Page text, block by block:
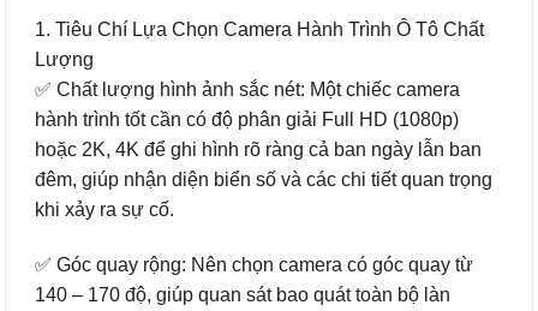
1. Tiêu Chí Lựa Chọn Camera Hành Trình Ô Tô Chất
Lượng
✅ Chất lượng hình ảnh sắc nét: Một chiếc camera
hành trình tốt cần có độ phân giải Full HD (1080p)
hoặc 2K, 4K để ghi hình rõ ràng cả ban ngày lẫn ban
đêm, giúp nhận diện biển số và các chi tiết quan trọng
khi xảy ra sự cố.
✅ Góc quay rộng: Nên chọn camera có góc quay từ
140 – 170 độ, giúp quan sát bao quát toàn bộ làn